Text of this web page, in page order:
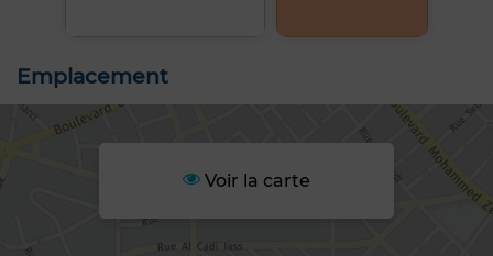
Emplacement
Voir la carte